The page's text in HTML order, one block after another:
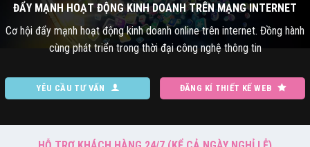
ĐẨY MẠNH HOẠT ĐỘNG KINH DOANH TRÊN MẠNG INTERNET
Cơ hội đẩy mạnh hoạt động kinh doanh online trên internet. Đồng hành
cùng phát triển trong thời đại công nghệ thông tin
YÊU CẦU TƯ VẤN ĐĂNG KÍ THIẾT KẾ WEB